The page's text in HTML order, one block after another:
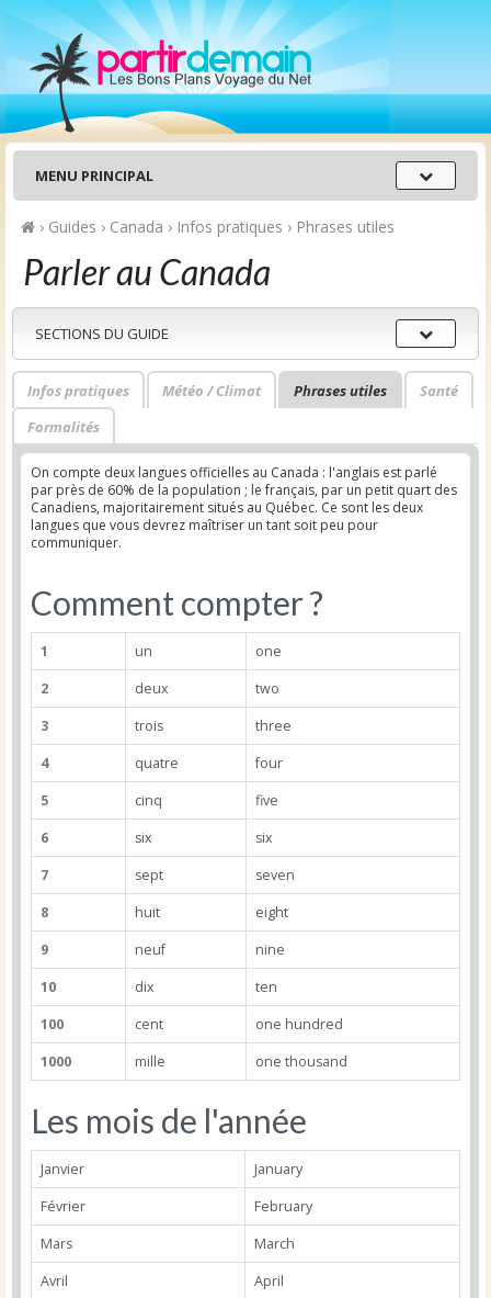
Menu
principal
MENU PRINCIPAL
› Guides › Canada › Infos pratiques › Phrases utiles
Parler au Canada
Sections
du
guide
SECTIONS DU GUIDE
Infos pratiques Météo / Climat Phrases utiles
Santé
Formalités
On compte deux langues officielles au Canada : l'anglais est parlé
par près de 60% de la population ; le français, par un petit quart des
Canadiens, majoritairement situés au Québec. Ce sont les deux
langues que vous devrez maîtriser un tant soit peu pour
communiquer.
Comment compter ?
1 un
one
2
deux
two
3
trois
three
4
quatre
four
5
cinq
five
6
six
six
7
sept
seven
8
huit
eight
9
neuf
nine
10
dix
ten
100
cent
one hundred
1000
mille one thousand
Les mois de l'année
Janvier
January
Février
February
Mars
March
Avril
April